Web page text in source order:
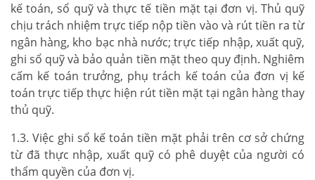
kế toán, sổ quỹ và thực tế tiền mặt tại đơn vị. Thủ quỹ
chịu trách nhiệm trực tiếp nộp tiền vào và rút tiền ra từ
ngân hàng, kho bạc nhà nước; trực tiếp nhập, xuất quỹ,
ghi sổ quỹ và bảo quản tiền mặt theo quy định. Nghiêm
cấm kế toán trưởng, phụ trách kế toán của đơn vị kế
toán trực tiếp thực hiện rút tiền mặt tại ngân hàng thay
thủ quỹ.
1.3. Việc ghi sổ kế toán tiền mặt phải trên cơ sở chứng
từ đã thực nhập, xuất quỹ có phê duyệt của người có
thẩm quyền của đơn vị.